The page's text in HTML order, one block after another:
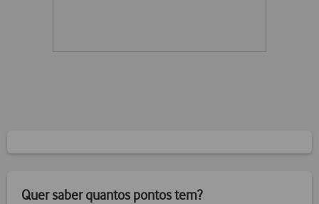
Quer saber quantos pontos tem?